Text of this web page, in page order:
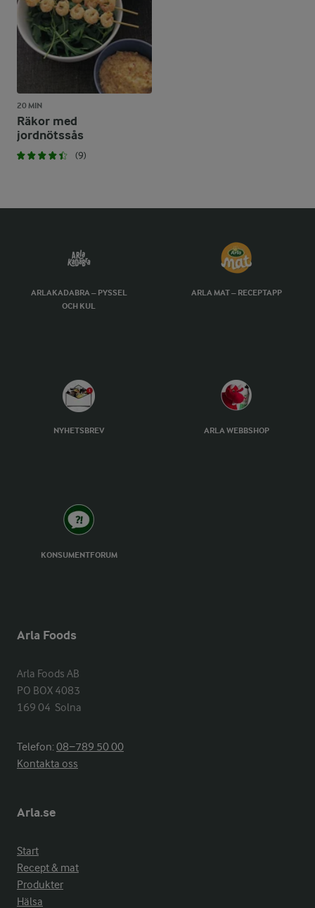
20 MIN
Räkor med
jordnötssås
(9)
ARLAKADABRA – PYSSEL
OCH KUL
ARLA MAT – RECEPTAPP
NYHETSBREV ARLA WEBBSHOP
KONSUMENTFORUM
Arla Foods
Arla Foods AB
PO BOX 4083
169 04  Solna
Telefon:08−789 50 00
Kontakta oss
Arla.se
Start
Recept & mat
Produkter
Hälsa